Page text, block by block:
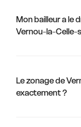
Mon bailleur a le
Vernou-la-Celle-
Le zonage de
exactement ?